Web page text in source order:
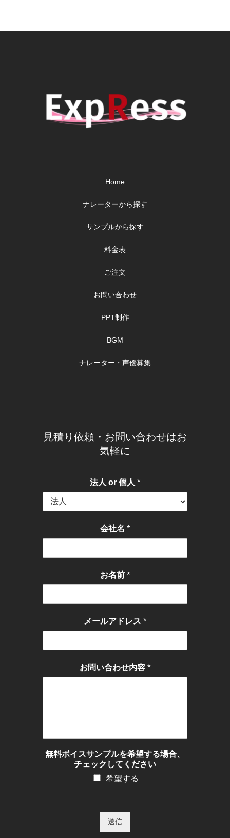
Home
ナレーターから探す
サンプルから探す
料金表
ご注文
お問い合わせ
PPT制作
BGM
ナレーター・声優募集
見積り依頼・お問い合わせはお
気軽に
法人 or 個人 *
会社名 *
お名前 *
メールアドレス *
お問い合わせ内容 *
無料ボイスサンプルを希望する場合、
チェックしてください
希望する
送信